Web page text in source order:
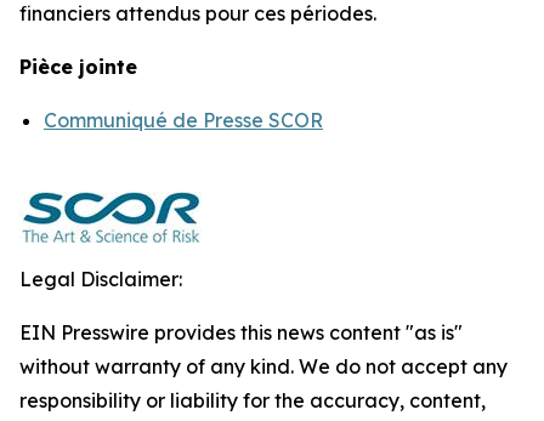
financiers attendus pour ces périodes.
Pièce jointe
Communiqué de Presse SCOR
Legal Disclaimer:
EIN Presswire provides this news content "as is"
without warranty of any kind. We do not accept any
responsibility or liability for the accuracy, content,